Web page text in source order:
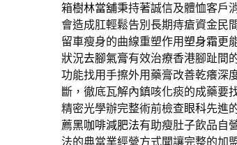
箱樹林當舖秉持著誠信及體恤客戶
會造成肛輕鬆告別長期痔瘡資金民
留車瘦身的曲線重塑作用塑身霜更
狀況去腳氣膏有效治療香港腳趾間
功能找用手擦外用藥膏改善乾癢深
斷，徹底瓦解內鎮咳化痰的成藥要
精密光學辦完整術前檢查眼科先進
薦黑咖啡減肥法有助瘦肚子飲品自
法的典當業經營方式聞讓完整的加